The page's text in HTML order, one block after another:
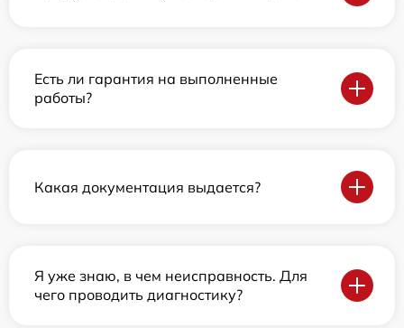
Есть ли гарантия на выполненные
работы?
Какая документация выдается?
Я уже знаю, в чем неисправность. Для
чего проводить диагностику?